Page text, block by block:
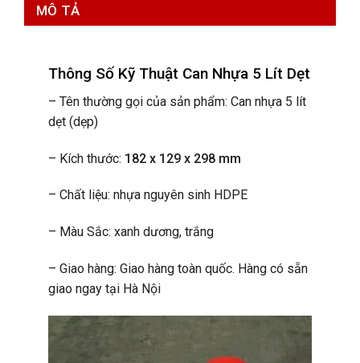
MÔ TẢ
Thông Số Kỹ Thuật Can Nhựa 5 Lít Dẹt
– Tên thường gọi của sản phẩm: Can nhựa 5 lít
dẹt (dẹp)
– Kích thước: 182 x 129 x 298 mm
– Chất liệu: nhựa nguyên sinh HDPE
– Màu Sắc: xanh dương, trắng
– Giao hàng: Giao hàng toàn quốc. Hàng có sẵn
giao ngay tại Hà Nội